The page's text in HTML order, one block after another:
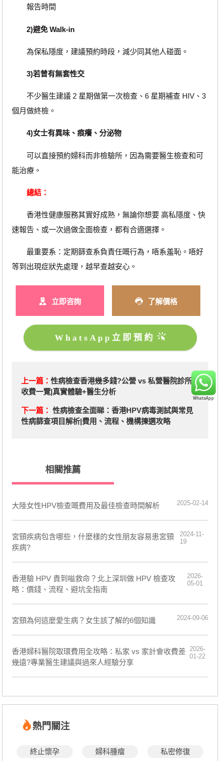
報告時間
2)避免 Walk-in
為保私隱度，建議預約時段，減少同其他人碰面。
3)若曾有無套性交
不少醫生建議 2 星期做第一次檢查、6 星期補查 HIV、3
個月做終檢。
4)女士有異味、痕癢、分泌物
可以直接預約婦科而非檢驗所，因為需要醫生檢查和可
能治療。
總結：
香港性健康服務其實好成熟，無論你想要 高私隱度、快
速報告、或一次過做全面檢查，都有合適選擇。
最重要系：定期篩查系負責任嘅行為，唔系羞恥。唔好
等到出現症狀先處理，越早查越安心。
立即咨詢 了解價格
WhatsApp立即預約
上一篇： 性病檢查香港幾多錢?公營 vs 私營醫院診所
收費一覽|真實體驗+醫生分析
下一篇： 性病檢查全面睇：香港HPV病毒測試與常見
性病篩查項目解析|費用、流程、機構揀選攻略
相關推薦
大陸女性HPV檢查嘅費用及最佳檢查時間解析 2025-02-14
宮頸疾病包含哪些，什麼樣的女性朋友容易患宮頸
疾病?
2024-11-
19
香港驗 HPV 貴到嗌救命？北上深圳做 HPV 檢查攻
略：價錢、流程、避坑全指南
2026-
05-01
宮頸為何這麼愛生病？女生該了解的6個知識 2024-09-06
香港婦科醫院取環費用全攻略：私家 vs 家計會收費差
幾遠?專業醫生建議與過來人經驗分享
2026-
01-22
熱門關注
終止懷孕 婦科腫瘤 私密修復